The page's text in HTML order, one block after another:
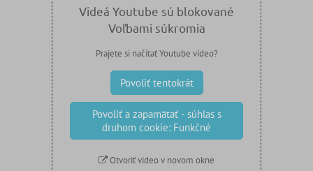
Videá Youtube sú blokované
Voľbami súkromia
Prajete si načítať Youtube video?
Povoliť tentokrát
Povoliť a zapamätať - súhlas s
druhom cookie: Funkčné
Otvoriť video v novom okne